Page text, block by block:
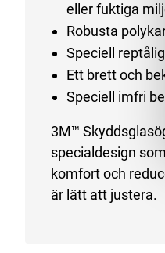
eller fuktiga
Robusta
Speciell
Ett brett och
Speciell imfri
3M™
specialdesign
komfort och
är lätt att justera.